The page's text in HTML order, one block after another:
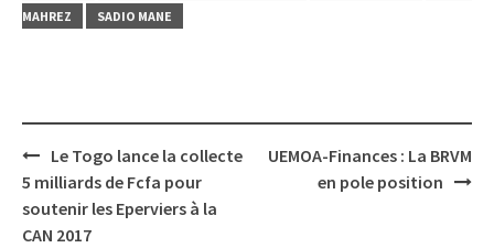
MAHREZ
SADIO MANE
Post
navigation
Le Togo lance la collecte
5 milliards de Fcfa pour
soutenir les Eperviers à la
CAN 2017
UEMOA-Finances : La BRVM
en pole position